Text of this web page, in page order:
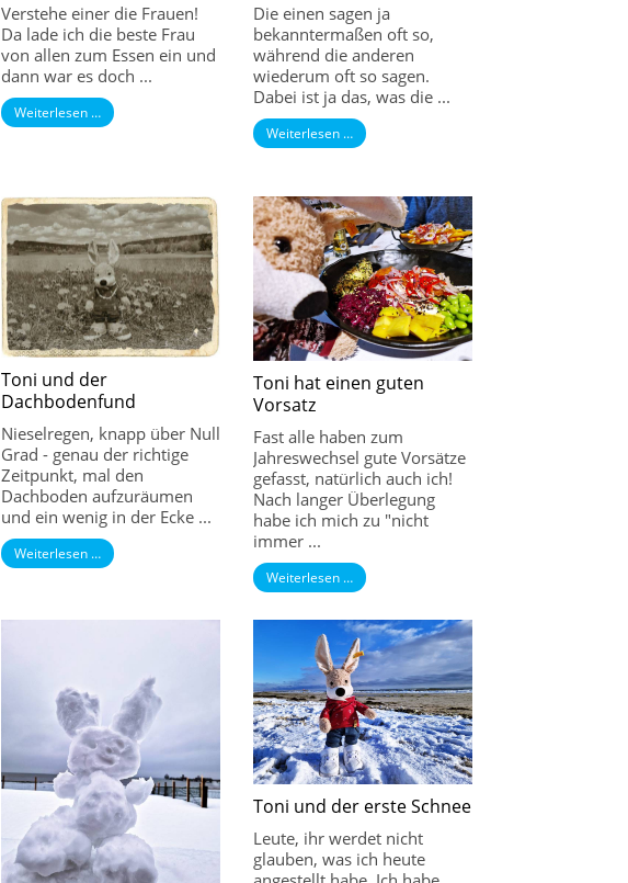
Verstehe einer die Frauen!
Da lade ich die beste Frau
von allen zum Essen ein und
dann war es doch ...
Weiterlesen …
Die einen sagen ja
bekanntermaßen oft so,
während die anderen
wiederum oft so sagen.
Dabei ist ja das, was die ...
Weiterlesen …
Toni und der
Dachbodenfund
Nieselregen, knapp über Null
Grad - genau der richtige
Zeitpunkt, mal den
Dachboden aufzuräumen
und ein wenig in der Ecke ...
Weiterlesen …
Toni hat einen guten
Vorsatz
Fast alle haben zum
Jahreswechsel gute Vorsätze
gefasst, natürlich auch ich!
Nach langer Überlegung
habe ich mich zu "nicht
immer ...
Weiterlesen …
Toni und der erste Schnee
Leute, ihr werdet nicht
glauben, was ich heute